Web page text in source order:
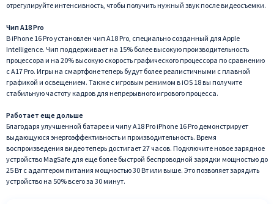
отрегулируйте интенсивность, чтобы получить нужный звук после видеосъемки.
Чип A18 Pro
В iPhone 16 Pro установлен чип A18 Pro, специально созданный для Apple
Intelligence. Чип поддерживает на 15% более высокую производительность
процессора и на 20% высокую скорость графического процессора по сравнению
с A17 Pro. Игры на смартфоне теперь будут более реалистичными с плавной
графикой и освещением. Также с игровым режимом в iOS 18 вы получите
стабильную частоту кадров для непрерывного игрового процесса.
Работает еще дольше
Благодаря улучшенной батарее и чипу A18 Pro iPhone 16 Pro демонстрирует
выдающуюся энергоэффективность и производительность. Время
воспроизведения видео теперь достигает 27 часов. Подключите новое зарядное
устройство MagSafe для еще более быстрой беспроводной зарядки мощностью до
25 Вт с адаптером питания мощностью 30 Вт или выше. Это позволяет зарядить
устройство на 50% всего за 30 минут.